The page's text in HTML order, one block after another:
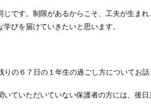
です。制限があるからこそ、工夫が生ま
びを届けていきたいと思います。
の６７日の１年生の過ごし方についてお話
ていただいていない保護者の方には、後日